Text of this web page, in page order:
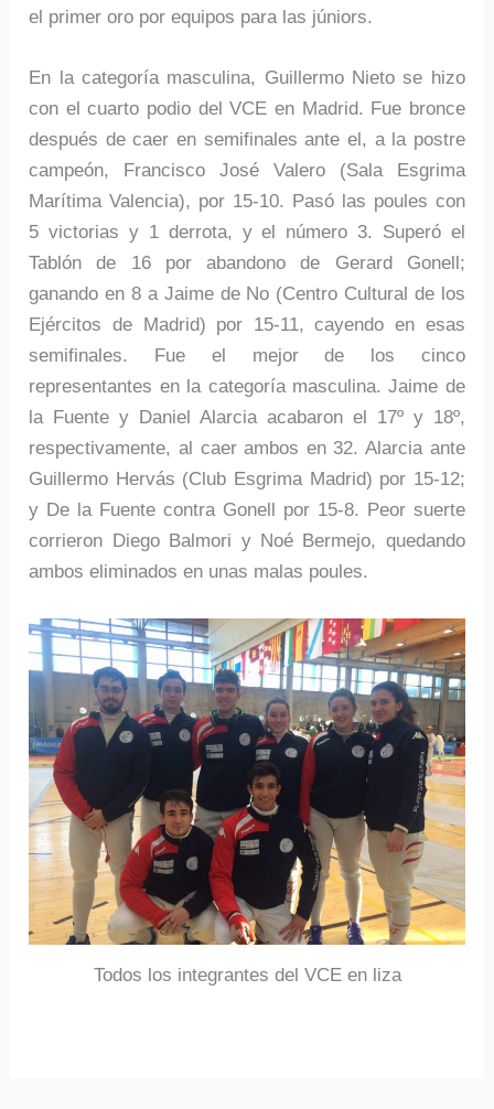
el primer oro por equipos para las júniors.
En la categoría masculina, Guillermo Nieto se hizo
con el cuarto podio del VCE en Madrid. Fue bronce
después de caer en semifinales ante el, a la postre
campeón, Francisco José Valero (Sala Esgrima
Marítima Valencia), por 15-10. Pasó las poules con
5 victorias y 1 derrota, y el número 3. Superó el
Tablón de 16 por abandono de Gerard Gonell;
ganando en 8 a Jaime de No (Centro Cultural de los
Ejércitos de Madrid) por 15-11, cayendo en esas
semifinales. Fue el mejor de los cinco
representantes en la categoría masculina. Jaime de
la Fuente y Daniel Alarcia acabaron el 17º y 18º,
respectivamente, al caer ambos en 32. Alarcia ante
Guillermo Hervás (Club Esgrima Madrid) por 15-12;
y De la Fuente contra Gonell por 15-8. Peor suerte
corrieron Diego Balmori y Noé Bermejo, quedando
ambos eliminados en unas malas poules.
Todos los integrantes del VCE en liza